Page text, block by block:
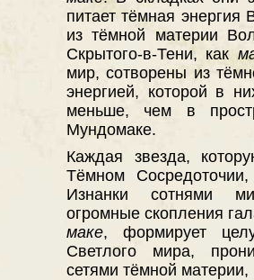
питает тёмная
из тёмной материи
Скрытого-в-Тени, как
мир, сотворены из
энергией, которой в
меньше, чем в
Мундомаке.
Каждая звезда,
Тёмном
Изнанки сотнями
огромные скопления
маке, формирует
Светлого мира,
сетями тёмной